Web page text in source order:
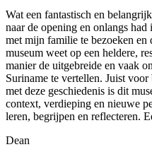
Wat een fantastisch en
naar de opening en onlangs
met mijn familie te bezoeken en
museum weet op een heldere,
manier de uitgebreide en vaak
Suriname te vertellen. Juist
met deze geschiedenis is dit
context, verdieping en nieuwe
leren, begrijpen en reflecteren.
Dean